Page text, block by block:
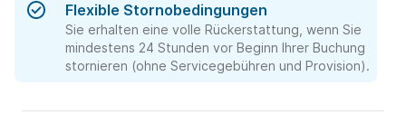
Flexible Stornobedingungen
Sie erhalten eine volle Rückerstattung, wenn Sie
mindestens 24 Stunden vor Beginn Ihrer Buchung
stornieren (ohne Servicegebühren und Provision).